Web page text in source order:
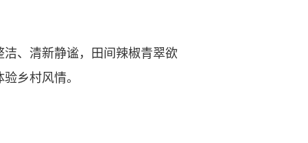
、清新静谧，田间辣椒青翠欲
乡村风情。